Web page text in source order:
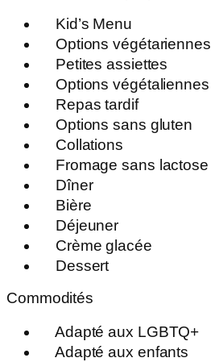
Kid’s Menu
Options végétariennes
Petites assiettes
Options végétaliennes
Repas tardif
Options sans gluten
Collations
Fromage sans lactose
Dîner
Bière
Déjeuner
Crème glacée
Dessert
Commodités
Adapté aux LGBTQ+
Adapté aux enfants